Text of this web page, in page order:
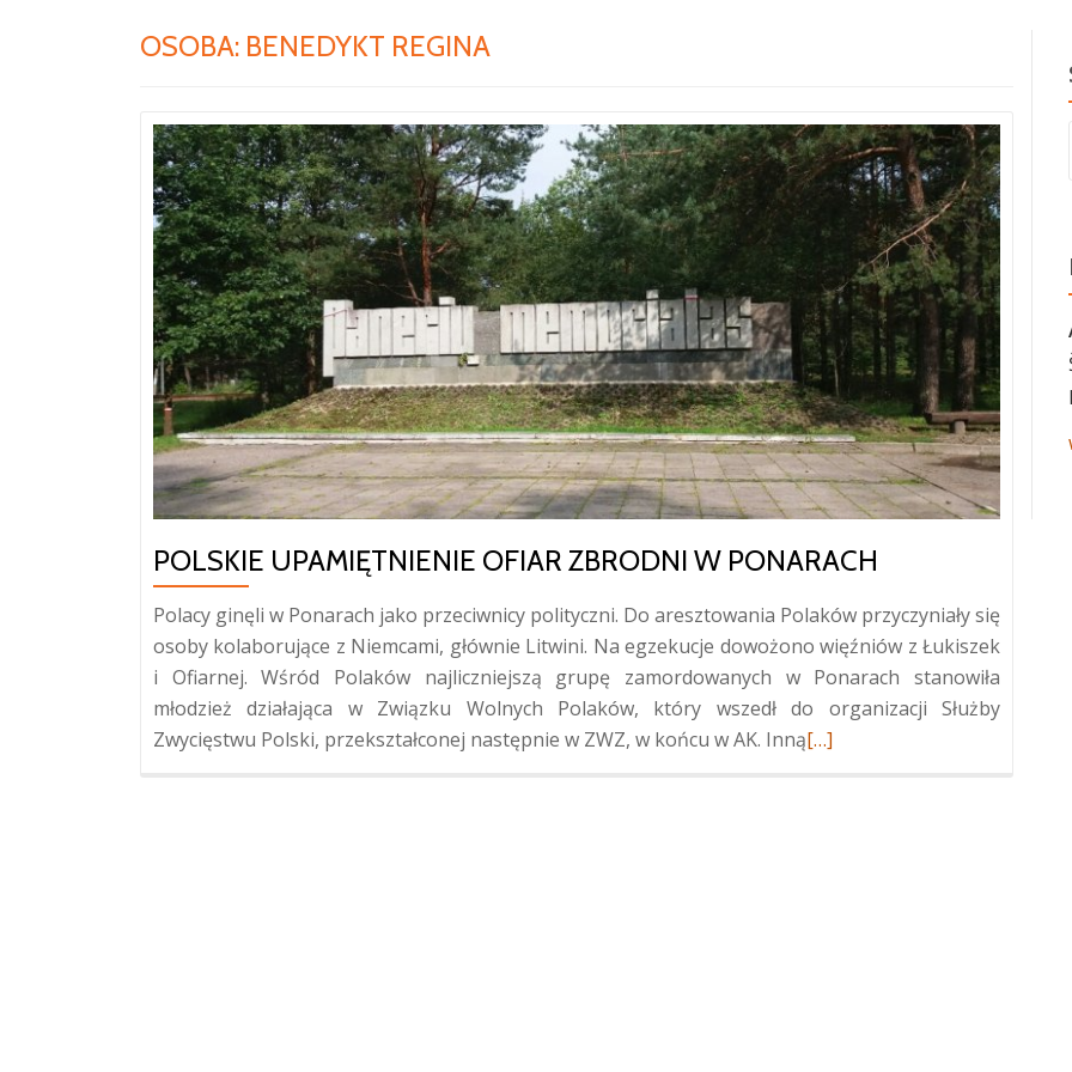
OSOBA: BENEDYKT REGINA
POLSKIE UPAMIĘTNIENIE OFIAR ZBRODNI W PONARACH
Polacy ginęli w Ponarach jako przeciwnicy polityczni. Do aresztowania Polaków przyczyniały się
osoby kolaborujące z Niemcami, głównie Litwini. Na egzekucje dowożono więźniów z Łukiszek
i Ofiarnej. Wśród Polaków najliczniejszą grupę zamordowanych w Ponarach stanowiła
młodzież działająca w Związku Wolnych Polaków, który wszedł do organizacji Służby
Zwycięstwu Polski, przekształconej następnie w ZWZ, w końcu w AK. InnąWięcej
[…]